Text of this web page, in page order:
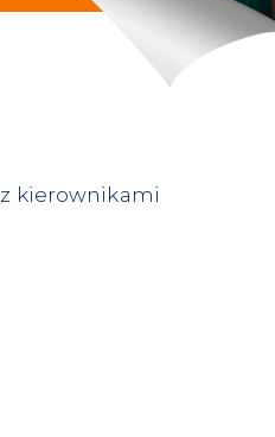
kierownikami